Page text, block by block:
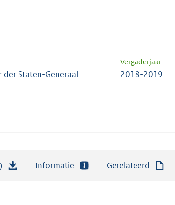
Vergaderjaar
der Staten-Generaal 2018-2019
Informatie Gerelateerd